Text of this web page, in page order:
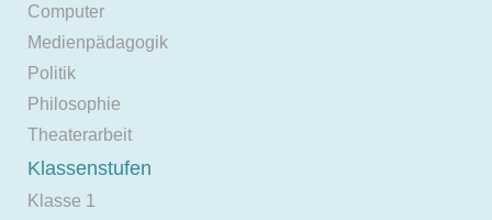
Computer
Medienpädagogik
Politik
Philosophie
Theaterarbeit
Klassenstufen
Klasse 1